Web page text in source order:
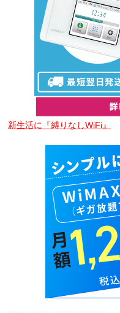
新生活に『縛りなしWiFi』